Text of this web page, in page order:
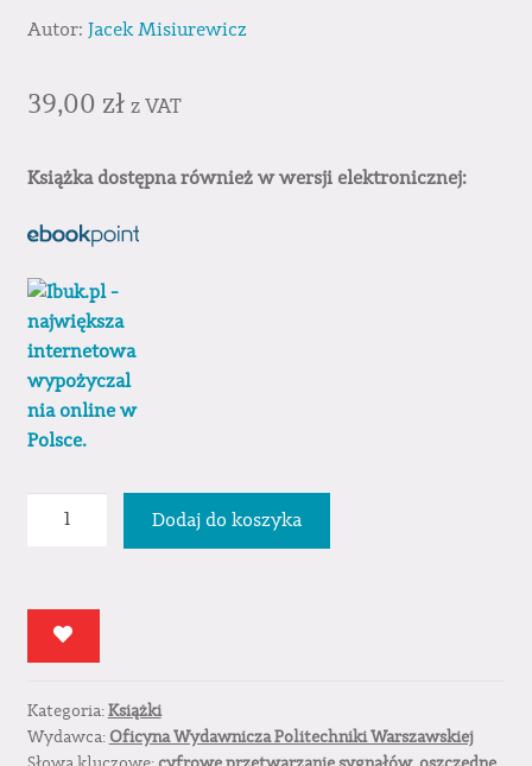
Autor: Jacek Misiurewicz
39,00 zł z VAT
Książka dostępna również w wersji elektronicznej:
cyfrowym
Dodaj do koszyka
Kategoria:Książki
Wydawca: Oficyna Wydawnicza Politechniki Warszawskiej